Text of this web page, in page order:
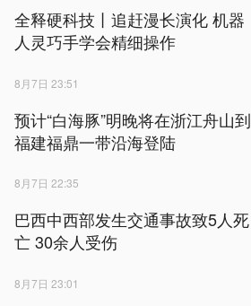
全释硬科技丨追赶漫长演化 机器
人灵巧手学会精细操作
8月7日 23:51
预计“白海豚”明晚将在浙江舟山到
福建福鼎一带沿海登陆
8月7日 22:35
巴西中西部发生交通事故致5人死
亡 30余人受伤
8月7日 23:01